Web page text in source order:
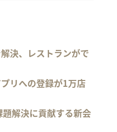
決、レストランがで
リへの登録が1万店
解決に貢献する新会